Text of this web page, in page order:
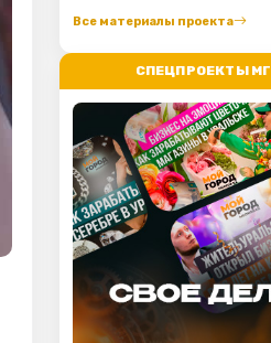
Все материалы проекта
СПЕЦПРОЕКТЫ МГ